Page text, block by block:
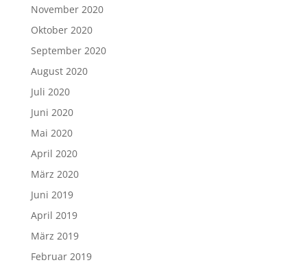
November 2020
Oktober 2020
September 2020
August 2020
Juli 2020
Juni 2020
Mai 2020
April 2020
März 2020
Juni 2019
April 2019
März 2019
Februar 2019